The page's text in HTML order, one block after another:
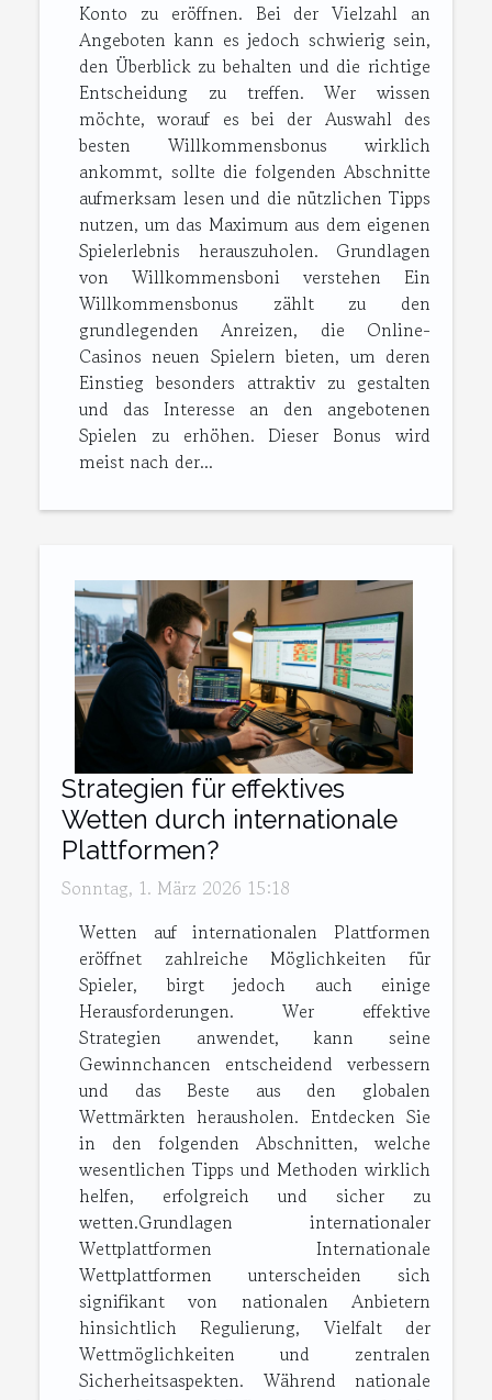
Konto zu eröffnen. Bei der Vielzahl an
Angeboten kann es jedoch schwierig sein,
den Überblick zu behalten und die richtige
Entscheidung zu treffen. Wer wissen
möchte, worauf es bei der Auswahl des
besten Willkommensbonus wirklich
ankommt, sollte die folgenden Abschnitte
aufmerksam lesen und die nützlichen Tipps
nutzen, um das Maximum aus dem eigenen
Spielerlebnis herauszuholen. Grundlagen
von Willkommensboni verstehen Ein
Willkommensbonus zählt zu den
grundlegenden Anreizen, die Online-
Casinos neuen Spielern bieten, um deren
Einstieg besonders attraktiv zu gestalten
und das Interesse an den angebotenen
Spielen zu erhöhen. Dieser Bonus wird
meist nach der...
Strategien für effektives
Wetten durch internationale
Plattformen?
Sonntag, 1. März 2026 15:18
Wetten auf internationalen Plattformen
eröffnet zahlreiche Möglichkeiten für
Spieler, birgt jedoch auch einige
Herausforderungen. Wer effektive
Strategien anwendet, kann seine
Gewinnchancen entscheidend verbessern
und das Beste aus den globalen
Wettmärkten herausholen. Entdecken Sie
in den folgenden Abschnitten, welche
wesentlichen Tipps und Methoden wirklich
helfen, erfolgreich und sicher zu
wetten.Grundlagen internationaler
Wettplattformen Internationale
Wettplattformen unterscheiden sich
signifikant von nationalen Anbietern
hinsichtlich Regulierung, Vielfalt der
Wettmöglichkeiten und zentralen
Sicherheitsaspekten. Während nationale